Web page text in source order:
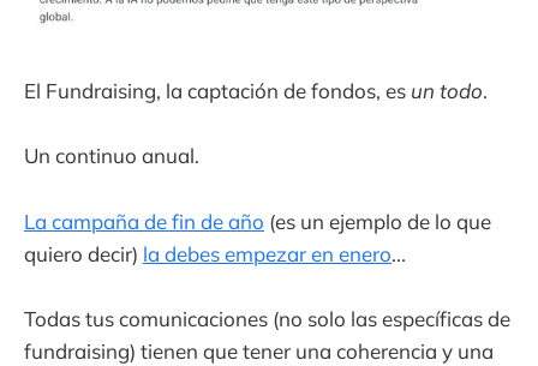
El Fundraising, la captación de fondos, es un todo.
Un continuo anual.
La campaña de fin de año (es un ejemplo de lo que
quiero decir) la debes empezar en enero...
Todas tus comunicaciones (no solo las específicas de
fundraising) tienen que tener una coherencia y una